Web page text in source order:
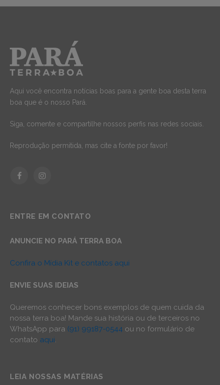
Aqui você encontra notícias boas para a gente boa desta terra
boa que é o nosso Pará.
Siga, comente e compartilhe nossos perfis nas redes sociais.
Reprodução permitida, mas cite a fonte por favor!
FacebookInstagram
ENTRE EM CONTATO
ANUNCIE NO PARÁ TERRA BOA
Confira o Mídia Kit e contatos aqui
ENVIE SUAS IDEIAS
Queremos conhecer bons exemplos de quem cuida da
nossa terra boa! Mande sua história ou de terceiros no
WhatsApp para (91) 99187-0544 ou no formulário de
contato aqui.
LEIA NOSSAS MATÉRIAS